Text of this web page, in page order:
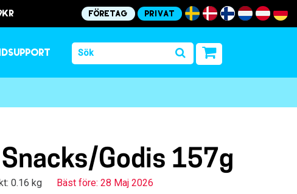
Företag Privat
Godis 157g
0.16 kg Bäst före: 28 Maj 2026